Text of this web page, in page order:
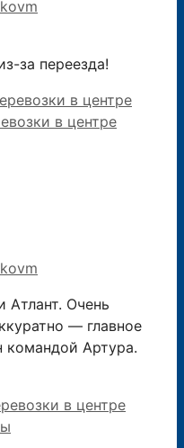
за переезда!
в центре
в центре
Атлант. Очень
— главное
командой Артура.
в центре